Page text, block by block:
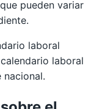
pueden variar
laboral
laboral
nacional.